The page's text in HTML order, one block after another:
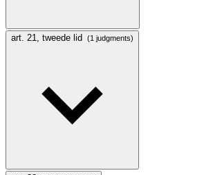
art. 21, tweede lid (1 judgments)